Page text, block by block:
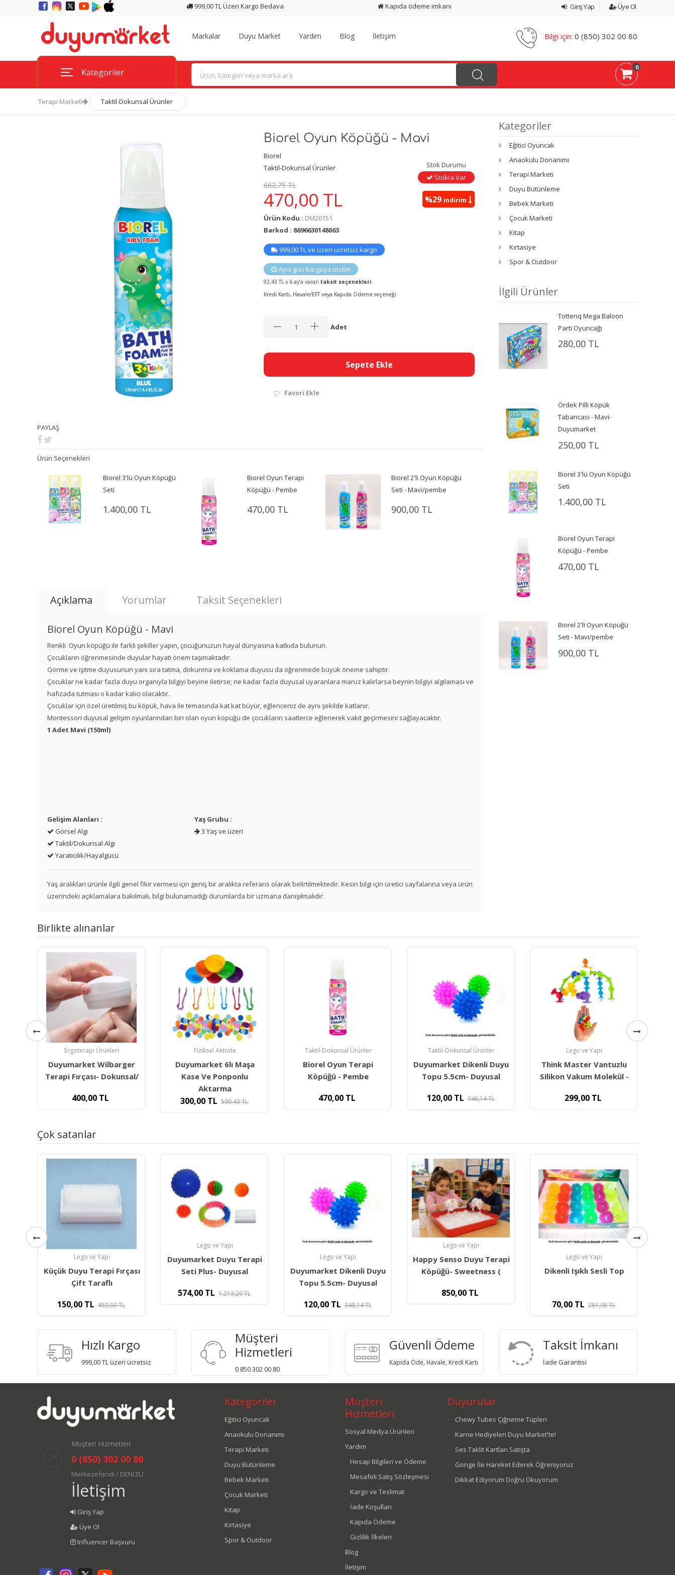
999,00 TL Üzeri Kargo Bedava Kapıda ödeme imkanı Giriş Yap Üye Ol
Markalar Duyu Market Yardım Blog İletişim Bilgi için: 0 (850) 302 00 80
Kategoriler 0
Terapi Marketi Taktil-Dokunsal Ürünler
PAYLAŞ
Biorel Oyun Köpüğü - Mavi
Biorel
Taktil-Dokunsal Ürünler
Stok Durumu
Stokta Var
662,75 TL
470,00 TL %29 indirim
Ürün Kodu : DM20151
Barkod : 8696630148063
999,00 TL ve üzeri ücretsiz kargo
Aynı gün kargoya teslim
92,43 TL x 6 ay’a varan taksit seçenekleri
Kredi Kartı, Havale/EFT veya Kapıda Ödeme seçeneği
Adet
Sepete Ekle
Favori Ekle
Ürün Seçenekleri
Biorel 3'lü Oyun Köpüğü
Seti
1.400,00 TL
Biorel Oyun Terapi
Köpüğü - Pembe
470,00 TL
Biorel 2'li Oyun Köpüğü
Seti - Mavi/pembe
900,00 TL
Açıklama Yorumlar Taksit Seçenekleri
Biorel Oyun Köpüğü - Mavi
Renkli Oyun köpüğü ile farklı şekiller yapın, çocuğunuzun hayal dünyasına katkıda bulunun.
Çocukların öğrenmesinde duyular hayati önem taşımaktadır.
Görme ve işitme duyusunun yanı sıra tatma, dokunma ve koklama duyusu da öğrenmede büyük öneme sahiptir.
Çocuklar ne kadar fazla duyu organıyla bilgiyi beyine iletirse; ne kadar fazla duyusal uyaranlara maruz kalırlarsa beynin bilgiyi algılaması ve
hafızada tutması o kadar kalıcı olacaktır.
Çocuklar için özel üretilmiş bu köpük, hava ile temasında kat kat büyür, eğlenceniz de aynı şekilde katlanır.
Montessori duyusal gelişim oyunlarından biri olan oyun köpüğü de çocukların saatlerce eğlenerek vakit geçirmesini sağlayacaktır.
1 Adet Mavi (150ml)
Gelişim Alanları :
Görsel Algı
Taktil/Dokunsal Algı
Yaratıcılık/Hayalgücü
Yaş Grubu :
3 Yaş ve üzeri
Yaş aralıkları ürünle ilgili genel fikir vermesi için geniş bir aralıkta referans olarak belirtilmektedir. Kesin bilgi için üretici sayfalarına veya ürün
üzerindeki açıklamalara bakılmalı, bilgi bulunamadığı durumlarda bir uzmana danışılmalıdır.
Kategoriler
Eğitici Oyuncak
Anaokulu Donanımı
Terapi Marketi
Duyu Bütünleme
Bebek Marketi
Çocuk Marketi
Kitap
Kırtasiye
Spor & Outdoor
İlgili Ürünler
Totteriq Mega Baloon
Parti Oyuncağı
280,00 TL
Ördek Pilli Köpük
Tabancası - Mavi-
Duyumarket
250,00 TL
Biorel 3'lü Oyun Köpüğü
Seti
1.400,00 TL
Biorel Oyun Terapi
Köpüğü - Pembe
470,00 TL
Biorel 2'li Oyun Köpüğü
Seti - Mavi/pembe
900,00 TL
Birlikte alınanlar
Fiziksel Aktivite
Duyumarket 6lı Maşa
Kase Ve Ponponlu
300,00TL 500,43
Taktil-Dokunsal Ürünler
Biorel Oyun Terapi
Köpüğü - Pembe
470,00 TL
Taktil-Dokunsal Ürünler
Duyumarket Dikenli Duyu
Topu 5.5cm- Duyusal
120,00TL 348,14
Lego ve Yapı
Think Master Vantuzlu
Silikon Vakum Molekül -
299,00 TL
Ergoterapi Ürünleri
Duyumarket Wilbarger
Terapi Fırçası- Dokunsal/
400,00TL
Çok satanlar
Duyumarket Duyu Terapi
Seti Plus- Duyusal
Lego ve Yapı
Duyumarket Dikenli Duyu
120,00TL 348,14TL
Lego ve Yapı
Happy Senso Duyu Terapi
Köpüğü- Sweetness (
Lego ve Yapı
Dikenli Işıklı Sesli Top
70,00TL 281,98TL
Lego ve Yapı
Taktil Duyusal Eldiven
Hızlı Kargo
999,00 TL üzeri ücretsiz
Müşteri
Hizmetleri
0 850 302 00 80
Güvenli Ödeme
Kapıda Öde, Havale, Kredi Kartı
Taksit İmkanı
İade Garantisi
Müşteri Hizmetleri
0 (850) 302 00 80
Merkezefendi / DENİZLİ
İletişim
Giriş Yap
Üye Ol
Influencer Başvuru
Kategoriler
Eğitici Oyuncak
Anaokulu Donanımı
Terapi Marketi
Duyu Bütünleme
Bebek Marketi
Çocuk Marketi
Kitap
Kırtasiye
Spor & Outdoor
Müşteri
Hizmetleri
Sosyal Medya Ürünleri
Yardım
Hesap Bilgileri ve Ödeme
Mesafeli Satış Sözleşmesi
Kargo ve Teslimat
İade Koşulları
Kapıda Ödeme
Gizlilik İlkeleri
Blog
İletişim
Duyurular
Chewy Tubes Çiğneme Tüpleri
Karne Hediyeleri Duyu Market'te!
Ses Taklit Kartları Satışta
Gonge İle Hareket Ederek Öğreniyoruz
Dikkat Ediyorum Doğru Okuyorum